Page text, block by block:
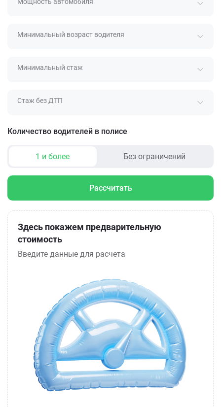
Минимальный возраст водителя
Минимальный стаж
Стаж без ДТП
Количество водителей в полисе
1 и более Без ограничений
Рассчитать
Здесь покажем предварительную
стоимость
Введите данные для расчета